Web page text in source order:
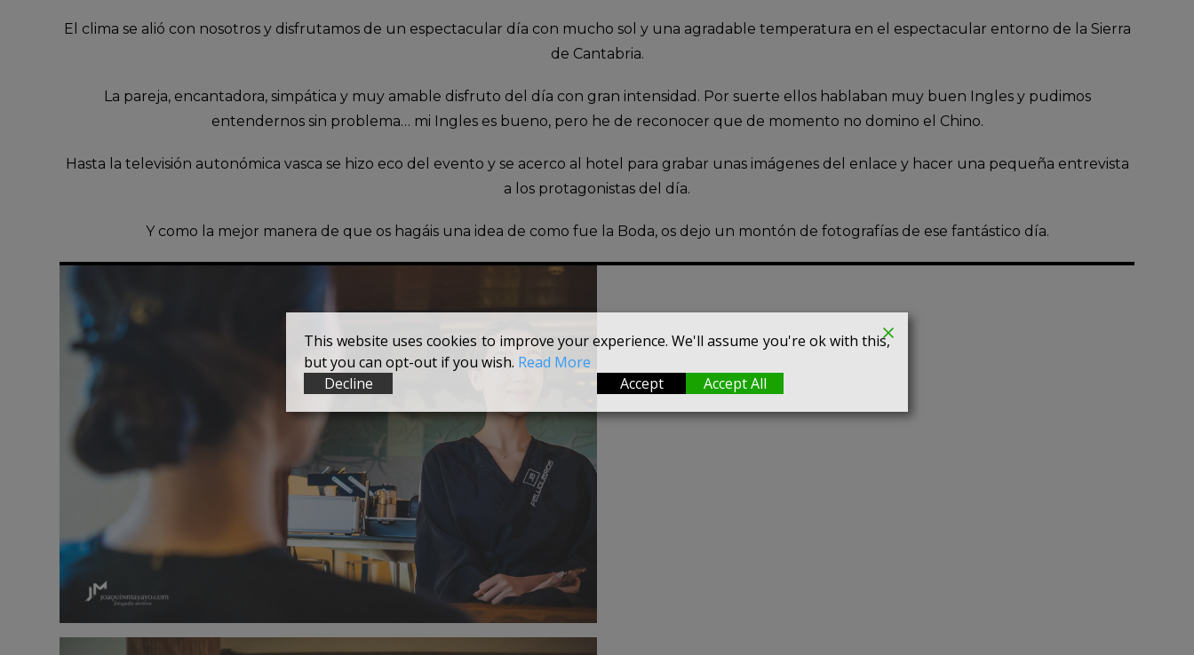
El clima se alió con nosotros y disfrutamos de un espectacular día con mucho sol y una agradable temperatura en el espectacular entorno de la Sierra
de Cantabria.
La pareja, encantadora, simpática y muy amable disfruto del día con gran intensidad. Por suerte ellos hablaban muy buen Ingles y pudimos
entendernos sin problema… mi Ingles es bueno, pero he de reconocer que de momento no domino el Chino.
Hasta la televisión autonómica vasca se hizo eco del evento y se acerco al hotel para grabar unas imágenes del enlace y hacer una pequeña entrevista
a los protagonistas del día.
Y como la mejor manera de que os hagáis una idea de como fue la Boda, os dejo un montón de fotografías de ese fantástico día.
This website uses cookies to improve your experience. We'll assume you're ok with this,
but you can opt-out if you wish. Read More
Decline
Accept Accept All